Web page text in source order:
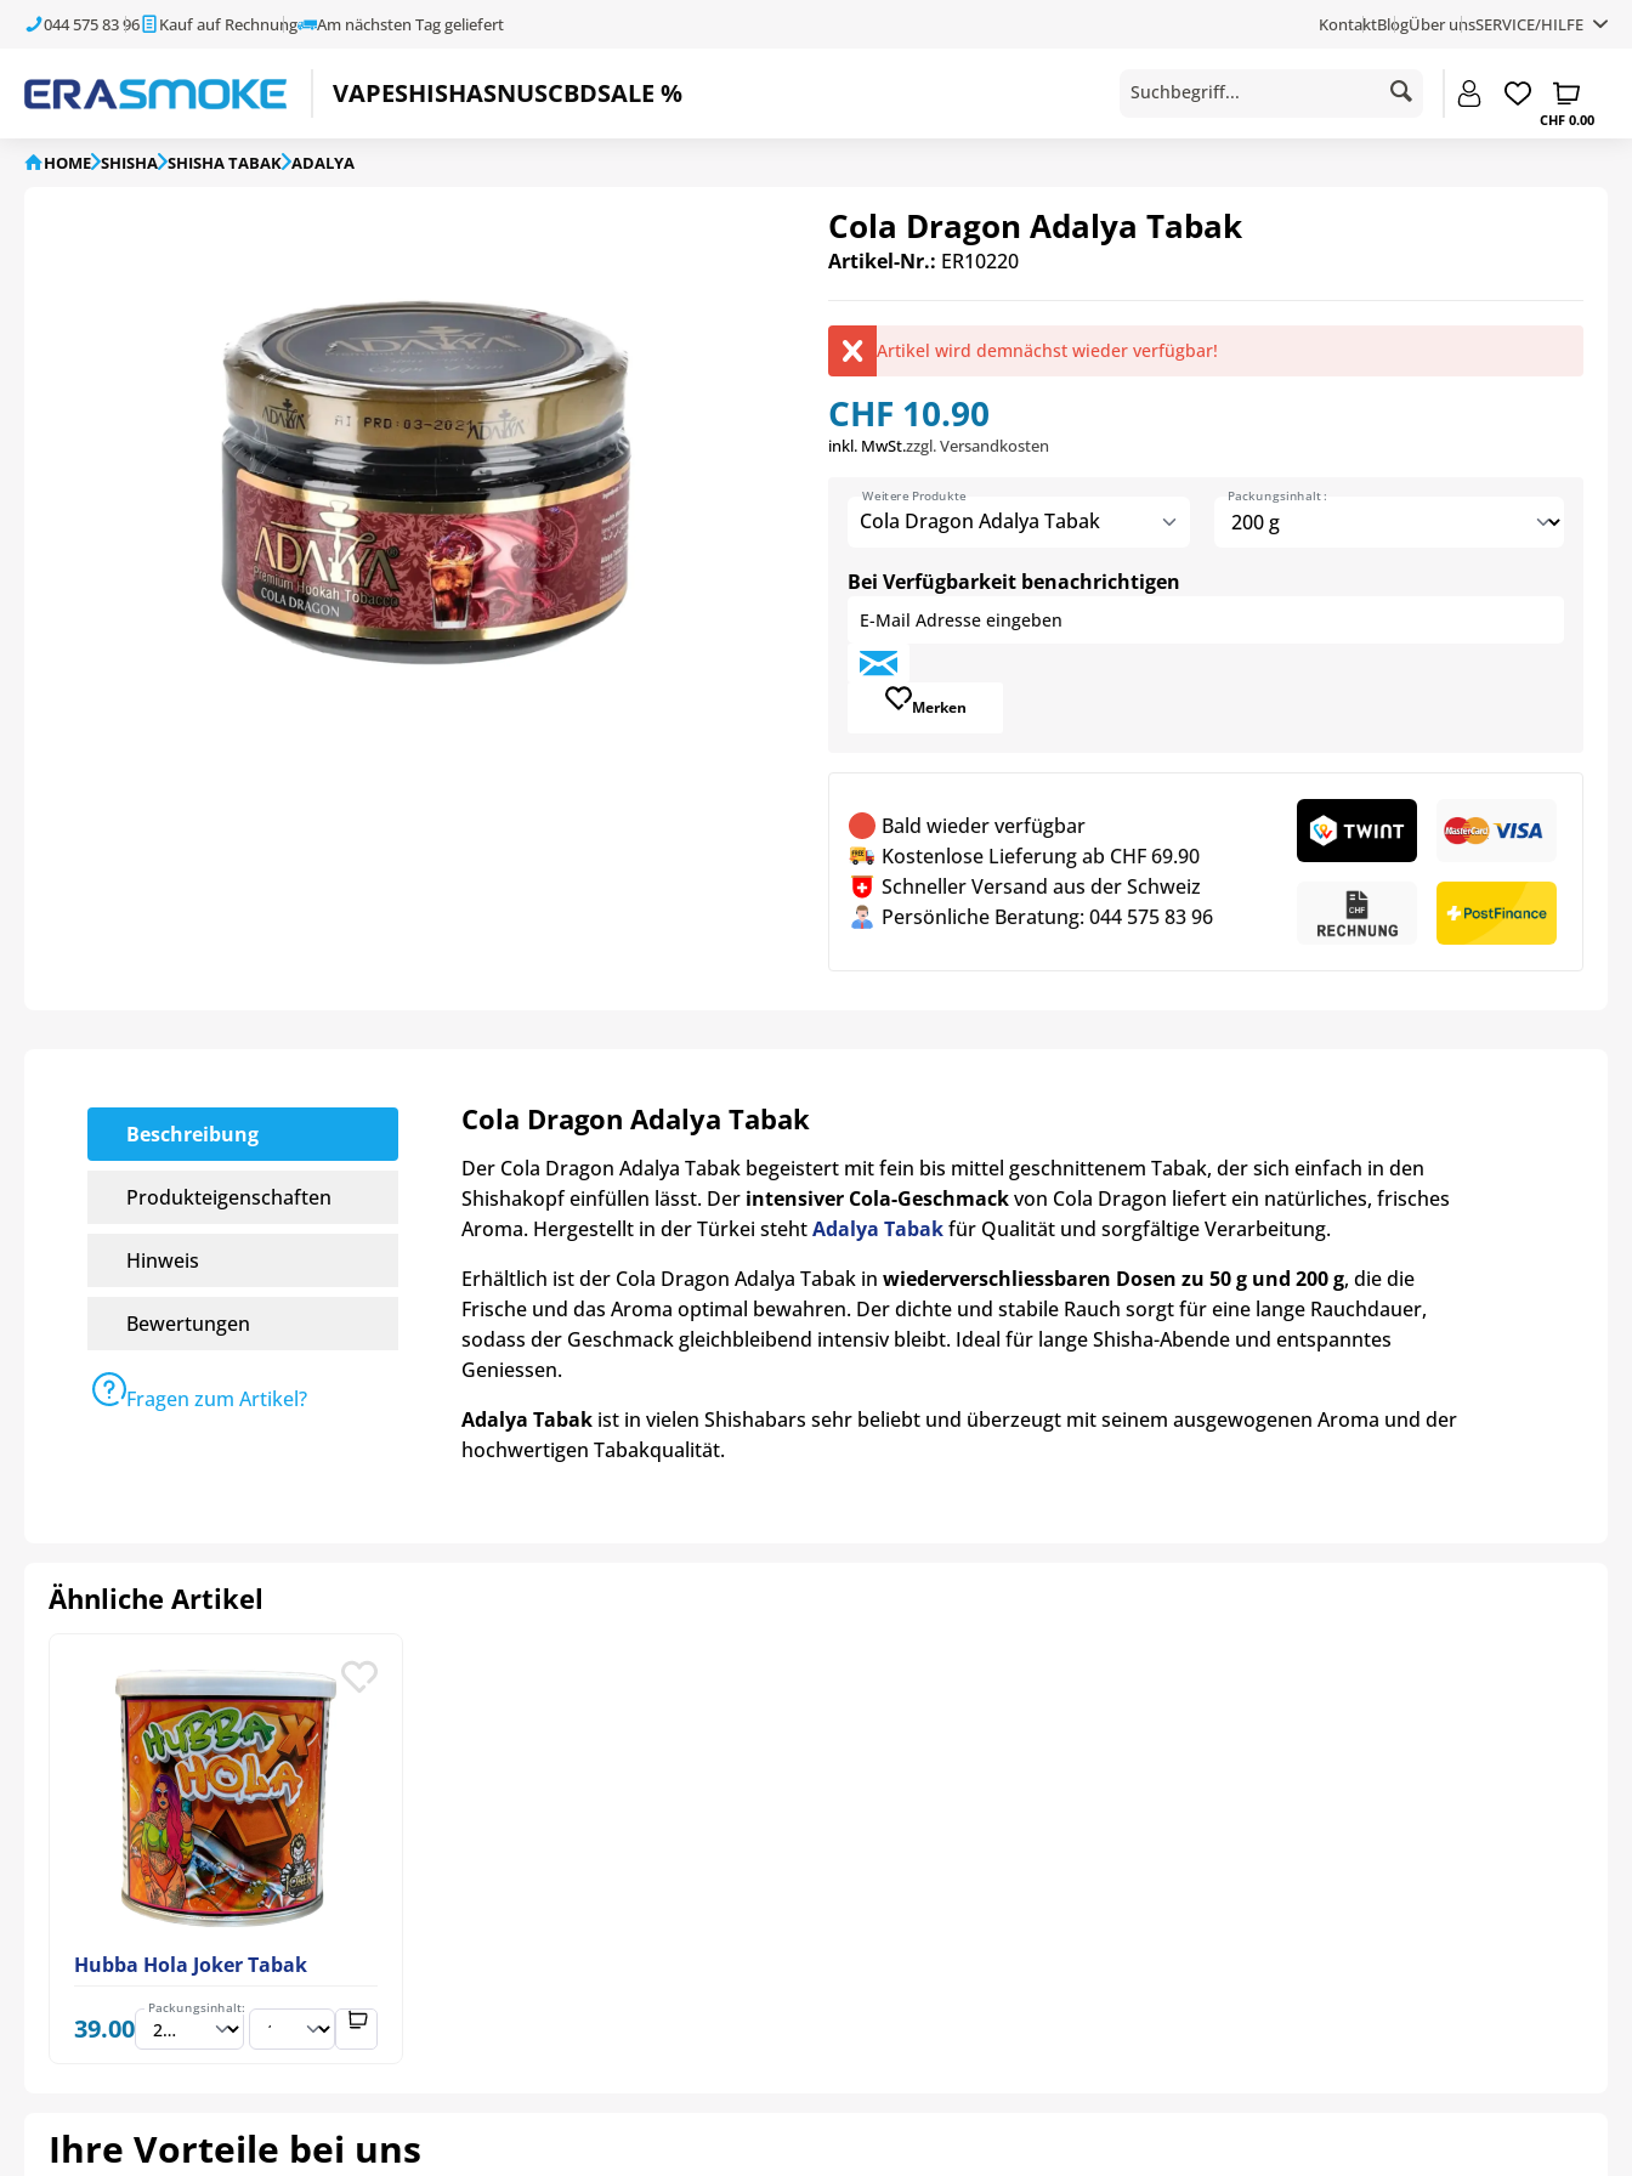
044 575 83 96 Kauf auf Rechnung Am nächsten Tag geliefert KontaktBlogÜber unsSERVICE/HILFE
VAPESHISHASNUSCBDSALE %
CHF 0.00
HOME SHISHA SHISHA TABAK ADALYA
Cola Dragon Adalya Tabak
Artikel-Nr.: ER10220
Artikel wird demnächst wieder verfügbar!
CHF 10.90
inkl. MwSt.zzgl. Versandkosten
Cola Dragon Adalya Tabak
Weitere Produkte Packungsinhalt :
Bei Verfügbarkeit benachrichtigen
Merken
Bald wieder verfügbar
Kostenlose Lieferung ab CHF 69.90
Schneller Versand aus der Schweiz
Persönliche Beratung: 044 575 83 96
Beschreibung
Produkteigenschaften
Hinweis
Bewertungen
Fragen zum Artikel?
Cola Dragon Adalya Tabak
Der Cola Dragon Adalya Tabak begeistert mit fein bis mittel geschnittenem Tabak, der sich einfach in den
Shishakopf einfüllen lässt. Der intensiver Cola-Geschmackvon Cola Dragon liefert ein natürliches, frisches
Aroma. Hergestellt in der Türkei stehtAdalya Tabakfür Qualität und sorgfältige Verarbeitung.
Erhältlich ist der Cola Dragon Adalya Tabak in wiederverschliessbaren Dosen zu 50 g und 200 g, die die
Frische und das Aroma optimal bewahren. Der dichte und stabile Rauch sorgt für eine lange Rauchdauer,
sodass der Geschmack gleichbleibend intensiv bleibt. Ideal für lange Shisha-Abende und entspanntes
Geniessen.
Adalya Tabak ist in vielen Shishabars sehr beliebt und überzeugt mit seinem ausgewogenen Aroma und der
hochwertigen Tabakqualität.
Ähnliche Artikel
Hubba Hola Joker Tabak
39.00
Packungsinhalt:
Ihre Vorteile bei uns